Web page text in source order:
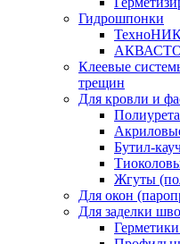
Гидрошпонки
Клеевые
трещин
Для кровли и
Бутил-
Жгуты
Для окон
Для заделки